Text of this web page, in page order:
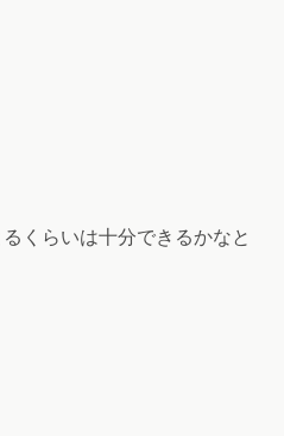
くらいは十分できるかなと